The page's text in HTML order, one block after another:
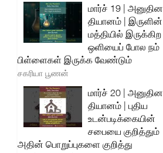
மார்ச் 19 | அனுதின
தியானம் | இருளின்
மத்தியில் இருக்கிற
ஒளியைப் போல நம்
பிள்ளைகள் இருக்க வேண்டும்
சகரியா பூணன்
மார்ச் 20 | அனுதின
தியானம் | புதிய
உடன்படிக்கையின்
சபையை குறித்தும்
அதின் பொறுப்புகளை குறித்து